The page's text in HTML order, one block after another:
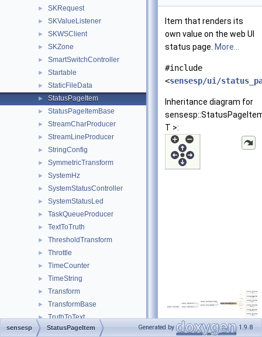
► SKRequest
► SKValueListener
► SKWSClient
► SKZone
► SmartSwitchController
► Startable
► StaticFileData
► StatusPageItem
► StatusPageItemBase
► StreamCharProducer
► StreamLineProducer
► StringConfig
► SymmetricTransform
► SystemHz
► SystemStatusController
► SystemStatusLed
► TaskQueueProducer
► TextToTruth
► ThresholdTransform
► Throttle
► TimeCounter
► TimeString
► Transform
► TransformBase
► TruthToText
► Typecast
Item that renders its
own value on the web UI
status page. More...
#include
<sensesp/ui/
Inheritance diagram for
T >:
sensesp StatusPageItem Generated by 1.9.8